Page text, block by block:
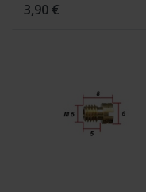
3,90 €